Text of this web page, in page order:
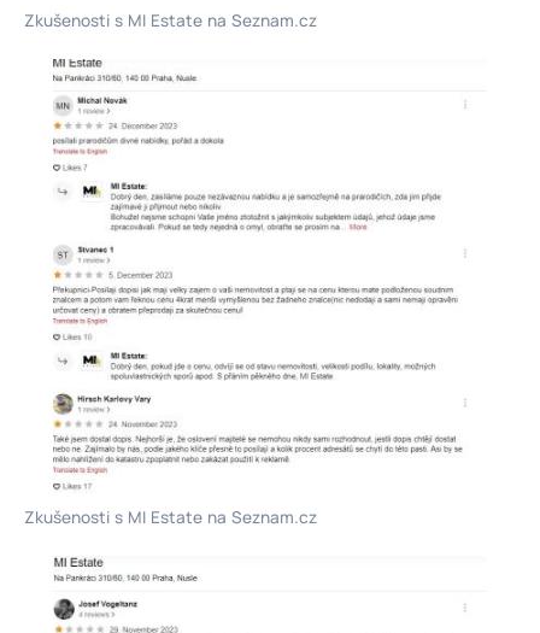
Zkušenosti s MI Estate na Seznam.cz
Zkušenosti s MI Estate na Seznam.cz